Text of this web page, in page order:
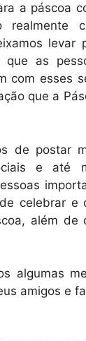
a páscoa
levar
que as
com esses
que a
de postar
e até
celebrar e
além de
algumas
amigos e